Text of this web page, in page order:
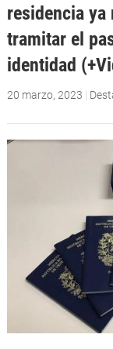
residencia
tramitar el
identidad
20 marzo, 2023 |